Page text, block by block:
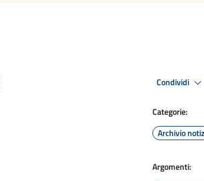
Condividi
Categorie:
Archivio
Argomenti: